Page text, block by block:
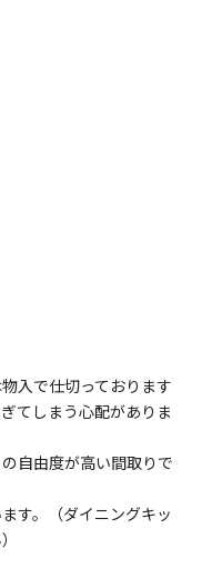
入で仕切っております
てしまう心配がありま
自由度が高い間取りで
す。（ダイニングキッ